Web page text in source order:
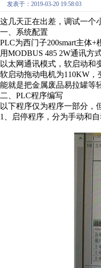
发表于：2019-03-20 19:58:03
这几天正在出差，调试一个
一、系统配置
PLC为西门子200smart主体
用MODBUS 485 2W通讯方
以太网通讯模式，软启动和
软启动拖动电机为110KW
能就是把金属废品易拉罐等
二、PLC程序编写
以下程序仅为程序一部分，
1、启停程序，分为手动和